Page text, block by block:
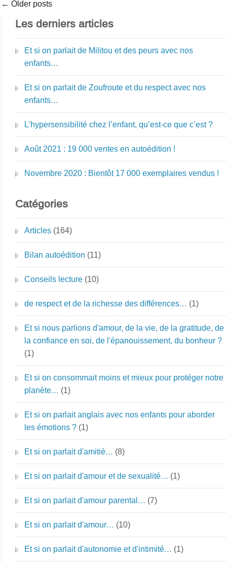
← Older posts
Les derniers articles
Et si on parlait de Militou et des peurs avec nos
enfants…
Et si on parlait de Zoufroute et du respect avec nos
enfants…
L’hypersensibilité chez l’enfant, qu’est-ce que c’est ?
Août 2021 : 19 000 ventes en autoédition !
Novembre 2020 : Bientôt 17 000 exemplaires vendus !
Catégories
Articles (164)
Bilan autoédition (11)
Conseils lecture (10)
de respect et de la richesse des différences… (1)
Et si nous parlions d'amour, de la vie, de la gratitude, de
la confiance en soi, de l'épanouissement, du bonheur ?
(1)
Et si on consommait moins et mieux pour protéger notre
planète… (1)
Et si on parlait anglais avec nos enfants pour aborder
les émotions ? (1)
Et si on parlait d'amitié… (8)
Et si on parlait d'amour et de sexualité… (1)
Et si on parlait d'amour parental… (7)
Et si on parlait d'amour… (10)
Et si on parlait d'autonomie et d'intimité… (1)